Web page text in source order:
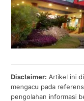
Disclaimer:Artikel ini
mengacu pada
pengolahan informasi